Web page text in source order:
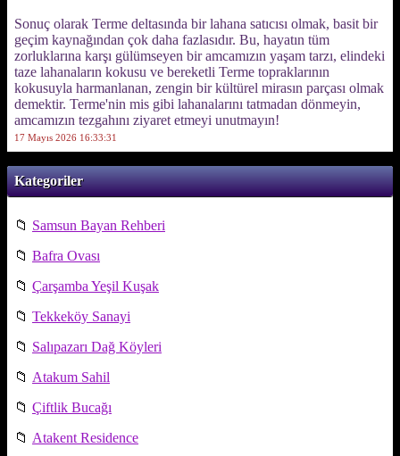
Kategoriler
📁 Samsun Bayan Rehberi
📁 Bafra Ovası
📁 Çarşamba Yeşil Kuşak
📁 Tekkeköy Sanayi
📁 Salıpazarı Dağ Köyleri
📁 Atakum Sahil
📁 Çiftlik Bucağı
📁 Atakent Residence
Sonuç olarak Terme deltasında bir lahana satıcısı olmak, basit bir
geçim kaynağından çok daha fazlasıdır. Bu, hayatın tüm
zorluklarına karşı gülümseyen bir amcamızın yaşam tarzı, elindeki
taze lahanaların kokusu ve bereketli Terme topraklarının
kokusuyla harmanlanan, zengin bir kültürel mirasın parçası olmak
demektir. Terme'nin mis gibi lahanalarını tatmadan dönmeyin,
amcamızın tezgahını ziyaret etmeyi unutmayın!
17 Mayıs 2026 16:33:31